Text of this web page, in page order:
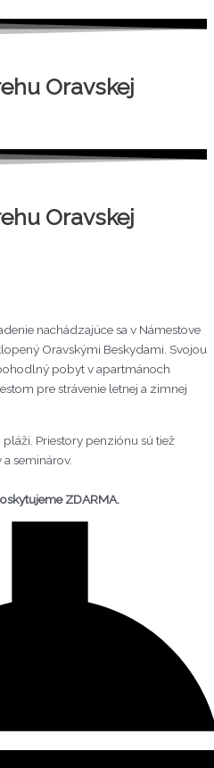
Oravskej
Oravskej
nachádzajúce sa v Námestove
Oravskými Beskydami. Svojou
pobyt v apartmánoch
pre strávenie letnej a zimnej
Priestory penziónu sú tiež
seminárov.
ZDARMA.